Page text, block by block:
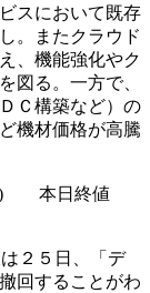
スにおいて既存
。またクラウド
、機能強化やク
図る。一方で、
Ｃ構築など）の
機材価格が高騰
) 本日終値
２５日、「デ
回することがわ